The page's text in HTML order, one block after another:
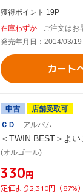
獲得ポイント 19P
在庫わずか
ご注文はお
発売年月日：2014/03/19
カート
中古
店舗受取可
ＣＤ
アルバム
＜TWIN BEST＞よ
(オルゴール)
¥330円
定価より2,310円（87%